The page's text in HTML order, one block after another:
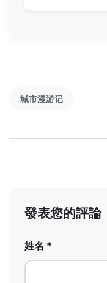
城市漫游记
發表您的評論
姓名 *